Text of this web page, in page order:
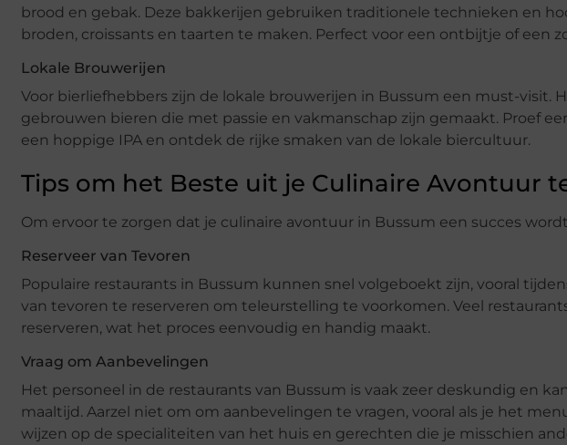
brood en gebak. Deze bakkerijen gebruiken traditionele technieken en
broden, croissants en taarten te maken. Perfect voor een ontbijtje of een
Lokale Brouwerijen
Voor bierliefhebbers zijn de lokale brouwerijen in Bussum een must-visit.
gebrouwen bieren die met passie en vakmanschap zijn gemaakt. Proef
een hoppige IPA en ontdek de rijke smaken van de lokale biercultuur.
Tips om het Beste uit je Culinaire Avontuur
Om ervoor te zorgen dat je culinaire avontuur in Bussum een succes
Reserveer van Tevoren
Populaire restaurants in Bussum kunnen snel volgeboekt zijn, vooral
van tevoren te reserveren om teleurstelling te voorkomen. Veel
reserveren, wat het proces eenvoudig en handig maakt.
Vraag om Aanbevelingen
Het personeel in de restaurants van Bussum is vaak zeer deskundig en
maaltijd. Aarzel niet om om aanbevelingen te vragen, vooral als je het
wijzen op de specialiteiten van het huis en gerechten die je misschien